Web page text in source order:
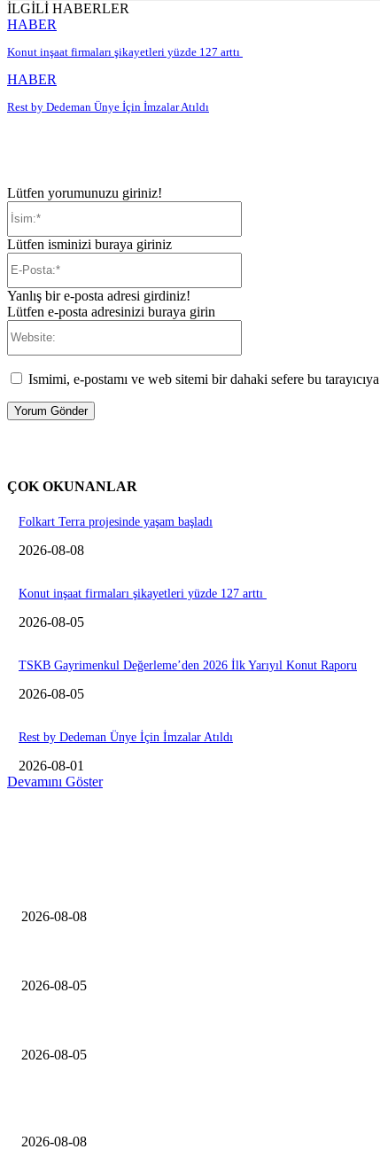
İLGİLİ HABERLER
HABER
Konut inşaat firmaları şikayetleri yüzde 127 arttı
HABER
Rest by Dedeman Ünye İçin İmzalar Atıldı
Lütfen yorumunuzu giriniz!
Lütfen isminizi buraya giriniz
Yanlış bir e-posta adresi girdiniz!
Lütfen e-posta adresinizi buraya girin
Ismimi, e-postamı ve web sitemi bir dahaki sefere bu
ÇOK OKUNANLAR
Folkart Terra projesinde yaşam başladı
2026-08-08
Konut inşaat firmaları şikayetleri yüzde 127 arttı
2026-08-05
TSKB Gayrimenkul Değerleme’den 2026 İlk Yarıyıl Konut Raporu
2026-08-05
Rest by Dedeman Ünye İçin İmzalar Atıldı
2026-08-01
Devamını Göster
2026-08-08
2026-08-05
2026-08-05
2026-08-08